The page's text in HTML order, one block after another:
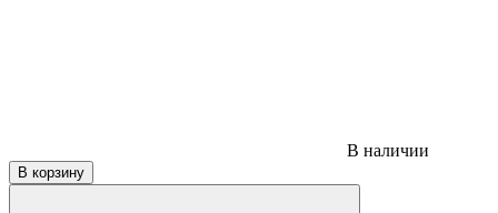
В наличии
В корзину